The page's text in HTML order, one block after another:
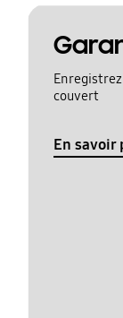
couvert
En savoir